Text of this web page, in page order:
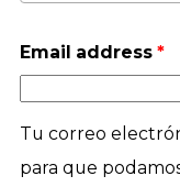
Email address *
Tu correo
para que